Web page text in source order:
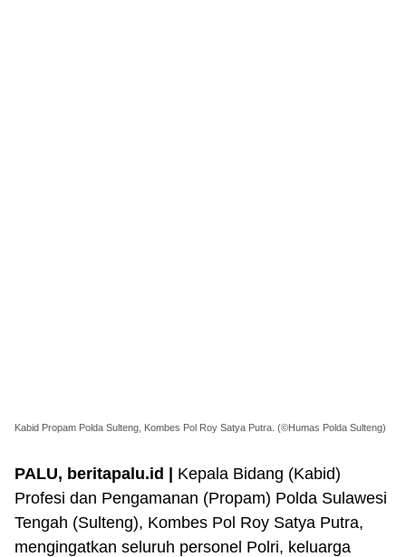
Kabid Propam Polda Sulteng, Kombes Pol Roy Satya Putra. (©Humas Polda Sulteng)
PALU, beritapalu.id |
Kepala Bidang (Kabid)
Profesi dan Pengamanan (Propam) Polda Sulawesi
Tengah (Sulteng), Kombes Pol Roy Satya Putra,
mengingatkan seluruh personel Polri, keluarga